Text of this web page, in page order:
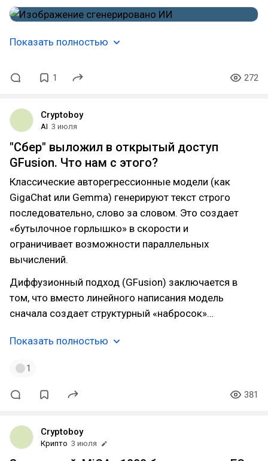
Показать полностью
1 272
Cryptoboy
AI 3 июля
"Сбер" выложил в открытый доступ
GFusion. Что нам с этого?
Классические авторегрессионные модели (как
GigaChat или Gemma) генерируют текст строго
последовательно, слово за словом. Это создает
«бутылочное горлышко» в скорости и
ограничивает возможности параллельных
вычислений.
Диффузионный подход (GFusion) заключается в
том, что вместо линейного написания модель
сначала создает структурный «набросок»…
Показать полностью
1
381
Cryptoboy
Крипто 3 июля